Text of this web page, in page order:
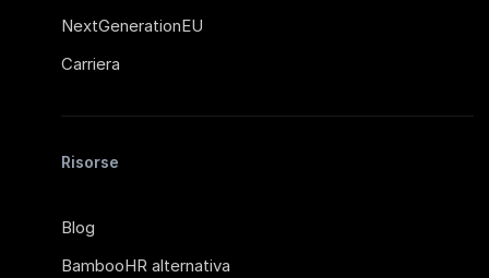
NextGenerationEU
Carriera
Risorse
Blog
BambooHR alternativa